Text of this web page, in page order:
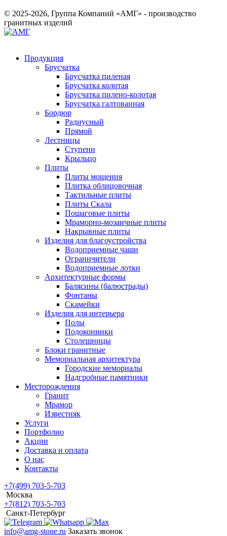
© 2025-2026, Группа Компаний «АМГ» - производство
гранитных изделий
Продукция
Брусчатка
Брусчатка пиленая
Брусчатка колотая
Брусчатка пилено-колотая
Брусчатка галтованная
Бордюр
Радиусный
Прямой
Лестницы
Ступени
Крыльцо
Плиты
Плиты мощения
Плитка облицовочная
Тактильные плиты
Плиты Скала
Пошаговые плиты
Мраморно-мозаичные плиты
Накрывные плиты
Изделия для благоустройства
Водоприемные чаши
Ограничители
Водоприемные лотки
Архитектурные формы
Балясины (балюстрады)
Фонтаны
Скамейки
Изделия для интерьера
Полы
Подоконники
Столешницы
Блоки гранитные
Мемориальная архитектура
Городские мемориалы
Надгробные памятники
Месторождения
Гранит
Мрамор
Известняк
Услуги
Портфолио
Акции
Доставка и оплата
О нас
Контакты
+7(499) 703-5-703
Москва
+7(812) 703-5-703
Санкт-Петербург
info@amg-stone.ru Заказать звонок